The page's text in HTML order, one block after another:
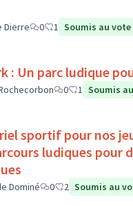
Dierre 0 1 Soumis au vote
: Un parc ludique
0 1 Soumis
sportif pour nos
ludiques pour
Dominé 0 2 Soumis au